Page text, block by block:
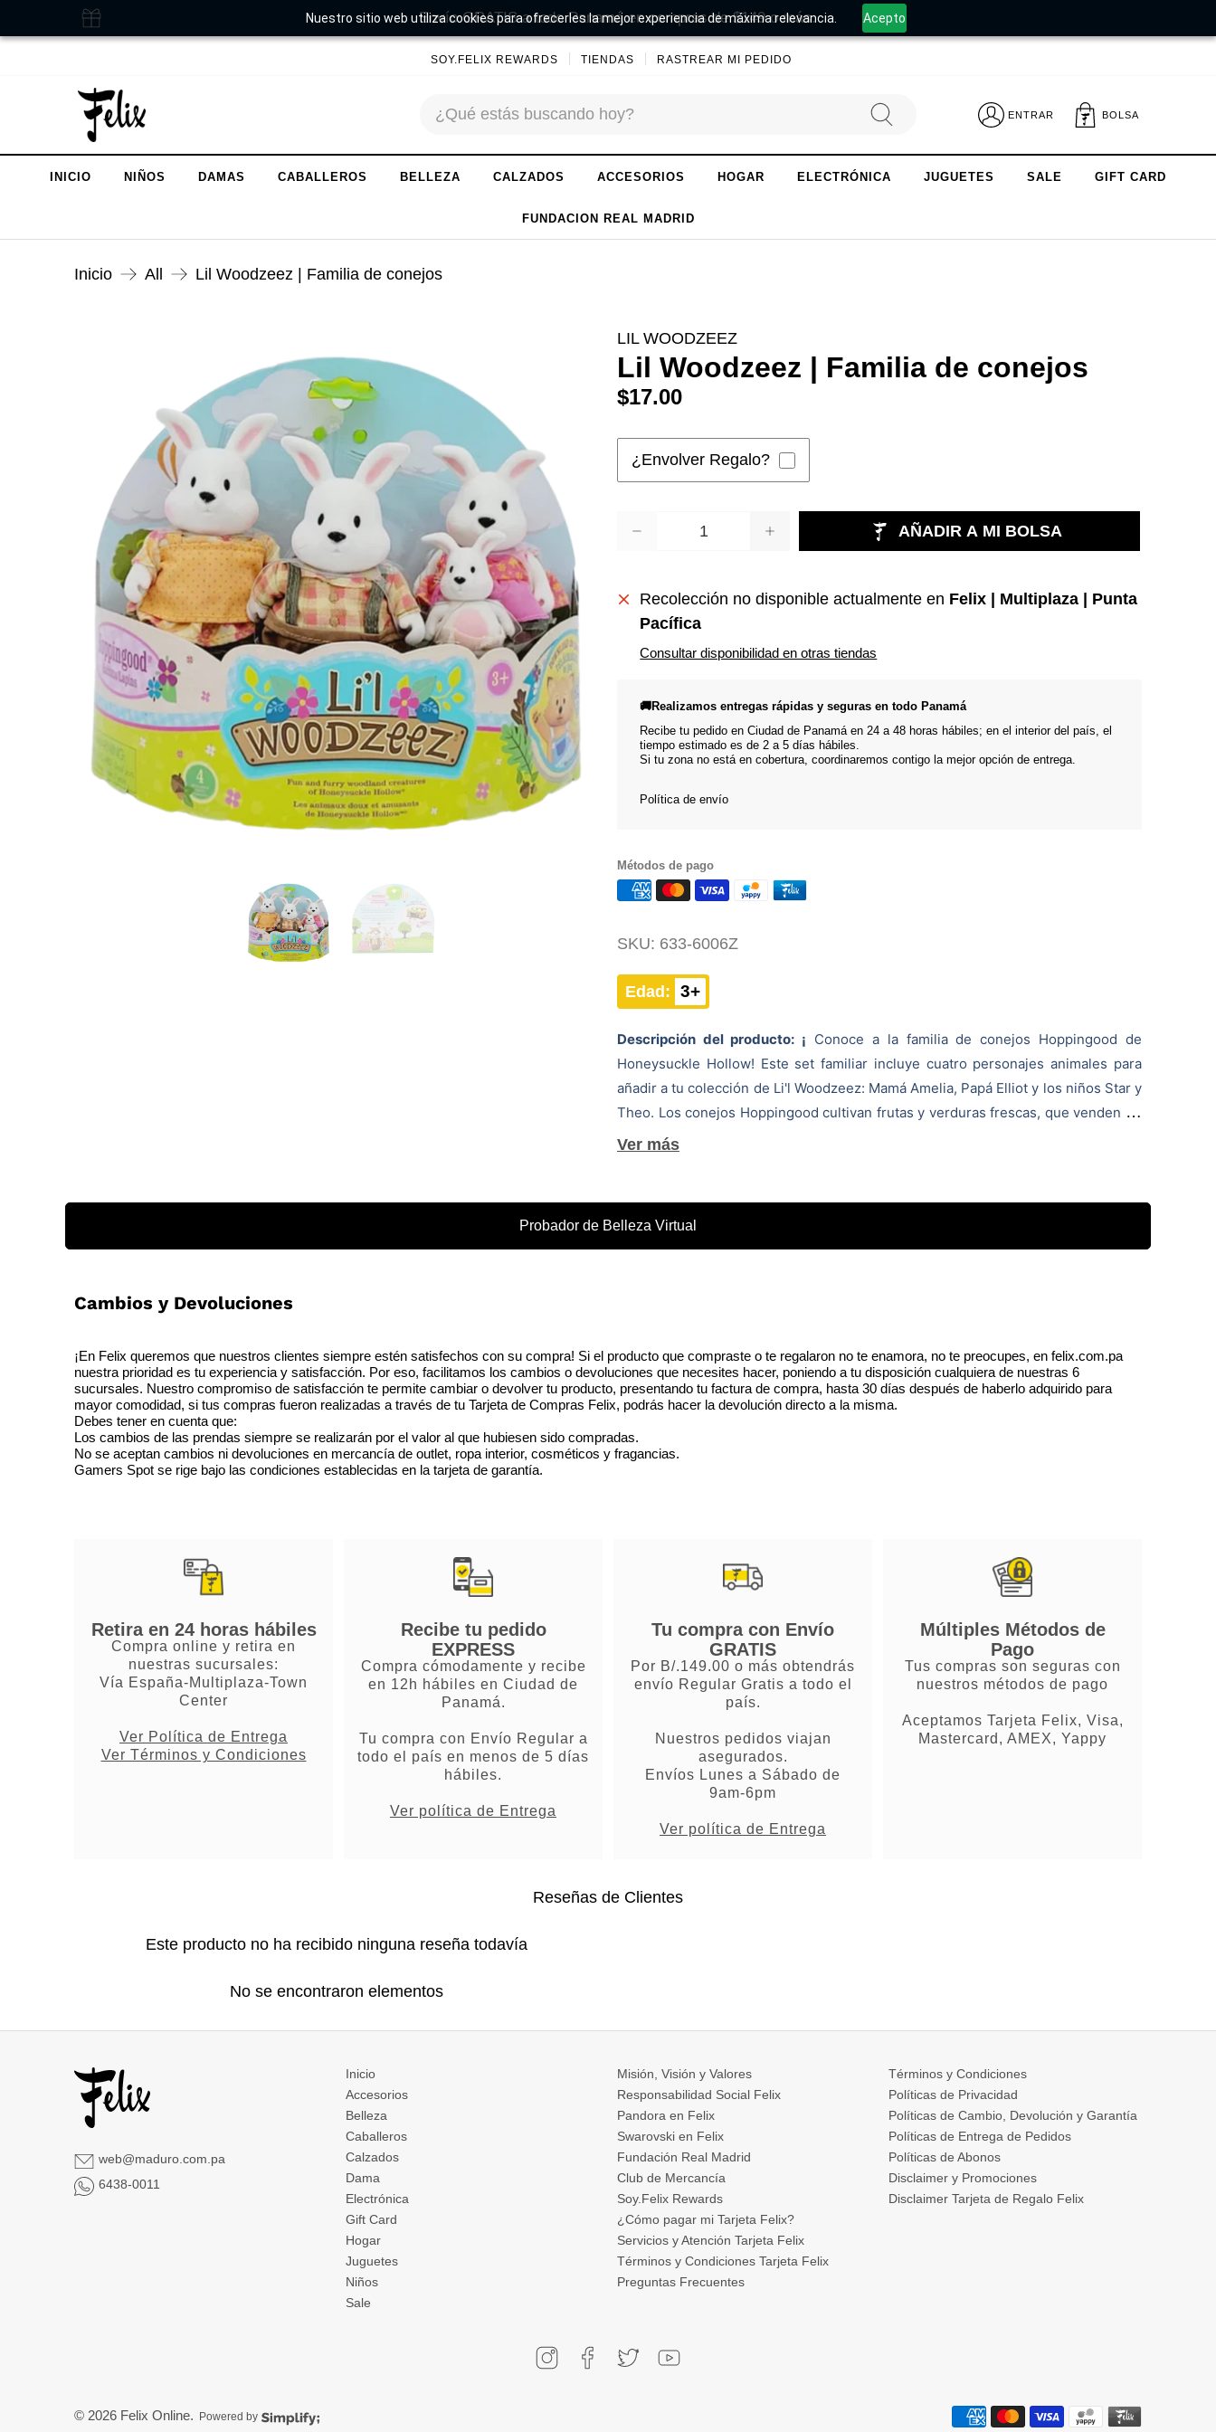
Nuestro sitio web utiliza cookies para ofrecerles la mejor experiencia de máxima relevancia. Acepto
Envío GRATIS a todo Panamá en compras de $149 o más.
SOY.FELIX REWARDS TIENDAS RASTREAR MI PEDIDO
ENTRAR BOLSA
INICIO NIÑOS DAMAS CABALLEROS BELLEZA CALZADOS ACCESORIOS HOGAR ELECTRÓNICA JUGUETES SALE GIFT CARD
FUNDACION REAL MADRID
Inicio All Lil Woodzeez | Familia de conejos
LIL WOODZEEZ
Lil Woodzeez | Familia de conejos
$17.00
¿Envolver Regalo?
AÑADIR A MI BOLSA
Recolección no disponible actualmente en Felix | Multiplaza | Punta
Pacífica
Consultar disponibilidad en otras tiendas
🚚Realizamos entregas rápidas y seguras en todo Panamá
Recibe tu pedido en Ciudad de Panamá en 24 a 48 horas hábiles; en el interior del país, el
tiempo estimado es de 2 a 5 días hábiles.
Si tu zona no está en cobertura, coordinaremos contigo la mejor opción de entrega.
Política de envío
Métodos de pago
SKU: 633-6006Z
Edad: 3+
Descripción del producto: ¡ Conoce a la familia de conejos Hoppingood de
Honeysuckle Hollow! Este set familiar incluye cuatro personajes animales para
añadir a tu colección de Li'l Woodzeez: Mamá Amelia, Papá Elliot y los niños Star y
Theo. Los conejos Hoppingood cultivan frutas y verduras frescas, que venden en
el Hoppin' Farmers Market.
Honeysuckle Hollow, ¡así que puedes mezclarlos y combinarlos para una divertida
Probador de Belleza Virtual
Cambios y Devoluciones
¡En Felix queremos que nuestros clientes siempre estén satisfechos con su compra! Si el producto que compraste o te regalaron no te enamora, no te preocupes, en felix.com.pa
nuestra prioridad es tu experiencia y satisfacción. Por eso, facilitamos los cambios o devoluciones que necesites hacer, poniendo a tu disposición cualquiera de nuestras 6
sucursales. Nuestro compromiso de satisfacción te permite cambiar o devolver tu producto, presentando tu factura de compra, hasta 30 días después de haberlo adquirido para
mayor comodidad, si tus compras fueron realizadas a través de tu Tarjeta de Compras Felix, podrás hacer la devolución directo a la misma.
Debes tener en cuenta que:
Los cambios de las prendas siempre se realizarán por el valor al que hubiesen sido compradas.
No se aceptan cambios ni devoluciones en mercancía de outlet, ropa interior, cosméticos y fragancias.
Gamers Spot se rige bajo las condiciones establecidas en la tarjeta de garantía.
Retira en 24 horas hábiles
Compra online y retira en
nuestras sucursales:
Vía España-Multiplaza-Town
Center
Ver Política de Entrega
Ver Términos y Condiciones
Recibe tu pedido
EXPRESS
Compra cómodamente y recibe
en 12h hábiles en Ciudad de
Panamá.
Tu compra con Envío Regular a
todo el país en menos de 5 días
hábiles.
Ver política de Entrega
Tu compra con Envío
GRATIS
Por B/.149.00 o más obtendrás
envío Regular Gratis a todo el
país.
Nuestros pedidos viajan
asegurados.
Envíos Lunes a Sábado de
9am-6pm
Ver política de Entrega
Múltiples Métodos de
Pago
Tus compras son seguras con
nuestros métodos de pago
Aceptamos Tarjeta Felix, Visa,
Mastercard, AMEX, Yappy
Reseñas de Clientes
Este producto no ha recibido ninguna reseña todavía
No se encontraron elementos
web@maduro.com.pa
6438-0011
Inicio
Accesorios
Belleza
Caballeros
Calzados
Dama
Electrónica
Gift Card
Hogar
Juguetes
Niños
Sale
Misión, Visión y Valores
Responsabilidad Social Felix
Pandora en Felix
Swarovski en Felix
Fundación Real Madrid
Club de Mercancía
Soy.Felix Rewards
¿Cómo pagar mi Tarjeta Felix?
Servicios y Atención Tarjeta Felix
Términos y Condiciones Tarjeta Felix
Preguntas Frecuentes
Términos y Condiciones
Políticas de Privacidad
Políticas de Cambio, Devolución y Garantía
Políticas de Entrega de Pedidos
Políticas de Abonos
Disclaimer y Promociones
Disclaimer Tarjeta de Regalo Felix
© 2026 Felix Online. Powered by